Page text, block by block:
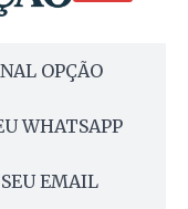
OPÇÃO
WHATSAPP
EMAIL